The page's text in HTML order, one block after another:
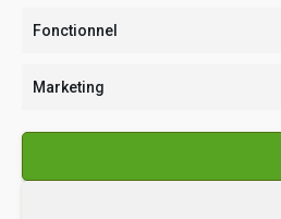
Fonctionnel
Marketing